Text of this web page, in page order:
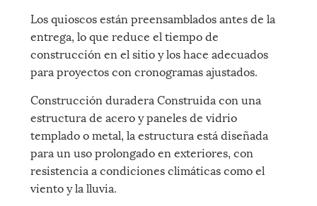
Los quioscos están preensamblados antes de la
entrega, lo que reduce el tiempo de
construcción en el sitio y los hace adecuados
para proyectos con cronogramas ajustados.
Construcción duradera Construida con una
estructura de acero y paneles de vidrio
templado o metal, la estructura está diseñada
para un uso prolongado en exteriores, con
resistencia a condiciones climáticas como el
viento y la lluvia.